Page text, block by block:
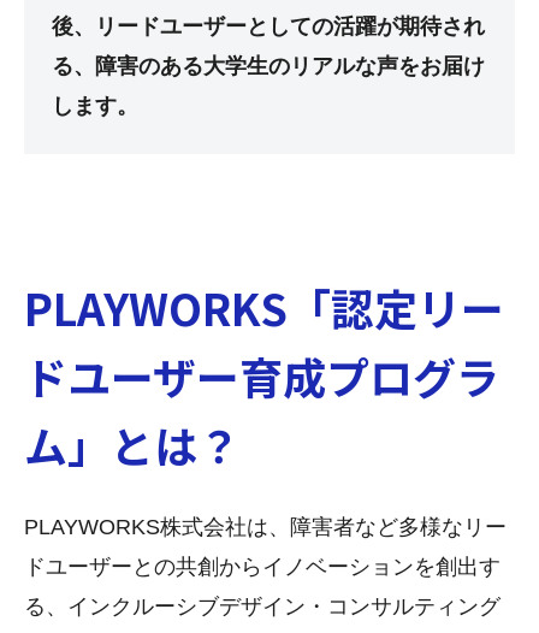
後、リードユーザーとしての活躍が期待され
る、障害のある大学生のリアルな声をお届け
します。
PLAYWORKS「認定リー
ドユーザー育成プログラ
ム」とは？
PLAYWORKS株式会社は、障害者など多様なリー
ドユーザーとの共創からイノベーションを創出す
る、インクルーシブデザイン・コンサルティング